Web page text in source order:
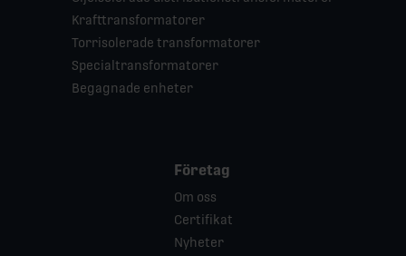
Krafttransformatorer
Torrisolerade transformatorer
Specialtransformatorer
Begagnade enheter
Företag
Om oss
Certifikat
Nyheter